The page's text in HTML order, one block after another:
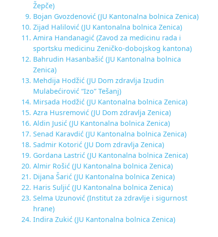
Žepče)
Bojan Gvozdenović (JU Kantonalna bolnica Zenica)
Zijad Halilović (JU Kantonalna bolnica Zenica)
Amira Handanagić (Zavod za medicinu rada i
sportsku medicinu Zeničko-dobojskog kantona)
Bahrudin Hasanbašić (JU Kantonalna bolnica
Zenica)
Mehdija Hodžić (JU Dom zdravlja Izudin
Mulabećirović “Izo” Tešanj)
Mirsada Hodžić (JU Kantonalna bolnica Zenica)
Azra Husremović (JU Dom zdravlja Zenica)
Aldin Jusić (JU Kantonalna bolnica Zenica)
Senad Karavdić (JU Kantonalna bolnica Zenica)
Sadmir Kotorić (JU Dom zdravlja Zenica)
Gordana Lastrić (JU Kantonalna bolnica Zenica)
Almir Rošić (JU Kantonalna bolnica Zenica)
Dijana Šarić (JU Kantonalna bolnica Zenica)
Haris Suljić (JU Kantonalna bolnica Zenica)
Selma Uzunović (Institut za zdravlje i sigurnost
hrane)
Indira Zukić (JU Kantonalna bolnica Zenica)